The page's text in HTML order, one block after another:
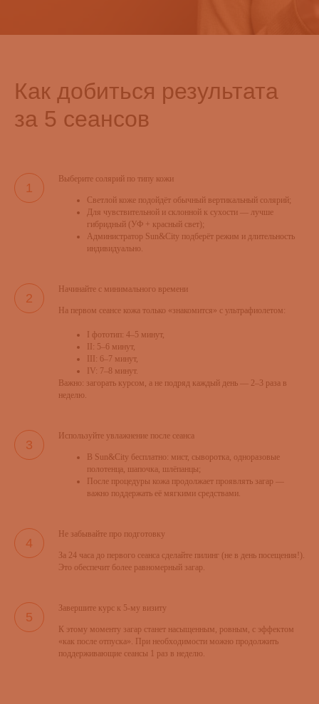
Как добиться результата
за 5 сеансов
Выберите солярий по типу кожи
Светлой коже подойдёт обычный вертикальный солярий;
Для чувствительной и склонной к сухости — лучше
гибридный (УФ + красный свет);
Администратор Sun&City подберёт режим и длительность
индивидуально.
Начинайте с минимального времени
На первом сеансе кожа только «знакомится» с ультрафиолетом:
I фототип: 4–5 минут,
II: 5–6 минут,
III: 6–7 минут,
IV: 7–8 минут.
Важно: загорать курсом, а не подряд каждый день — 2–3 раза в
неделю.
Используйте увлажнение после сеанса
В Sun&City бесплатно: мист, сыворотка, одноразовые
полотенца, шапочка, шлёпанцы;
После процедуры кожа продолжает проявлять загар —
важно поддержать её мягкими средствами.
Не забывайте про подготовку
За 24 часа до первого сеанса сделайте пилинг (не в день посещения!).
Это обеспечит более равномерный загар.
Завершите курс к 5-му визиту
К этому моменту загар станет насыщенным, ровным, с эффектом
«как после отпуска». При необходимости можно продолжить
поддерживающие сеансы 1 раз в неделю.